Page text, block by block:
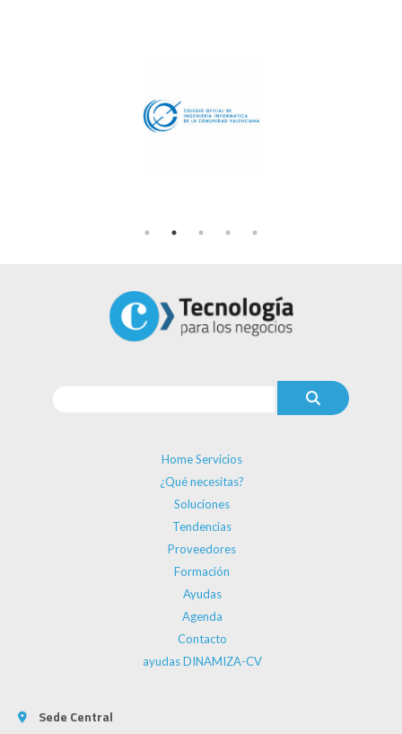
Home Servicios
¿Qué necesitas?
Soluciones
Tendencias
Proveedores
Formación
Ayudas
Agenda
Contacto
ayudas DINAMIZA-CV
Sede Central